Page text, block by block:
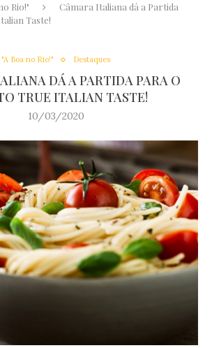
Rio!"
Câmara Italiana dá a Partida
Taste!
"A Boa no Rio!" Destaques
DÁ A PARTIDA PARA O
TRUE ITALIAN TASTE!
10/03/2020